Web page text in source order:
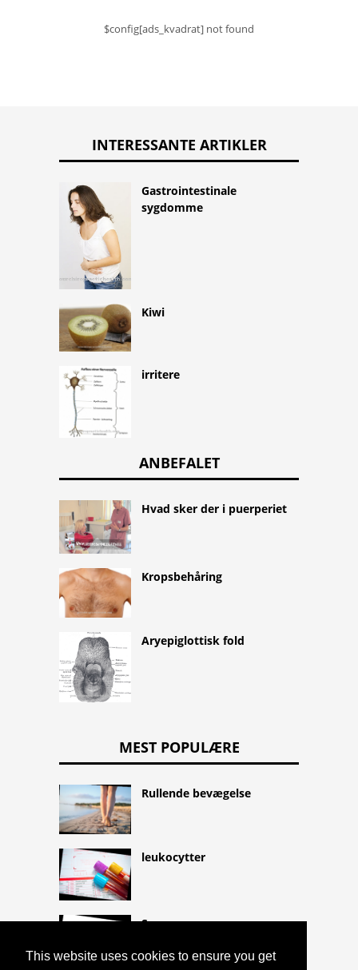
This website uses cookies to ensure you get
$config[ads_kvadrat] not found
INTERESSANTE ARTIKLER
Gastrointestinale
sygdomme
Kiwi
irritere
ANBEFALET
Hvad sker der i puerperiet
Kropsbehåring
Aryepiglottisk fold
MEST POPULÆRE
Rullende bevægelse
leukocytter
Sovesyge